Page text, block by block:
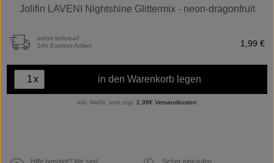
Jolifin LAVENI Nightshine Glittermix - neon-dragonfruit
sofort lieferbar!
24h Express Artikel
1,99 €
x in den Warenkorb legen
inkl. MwSt. und zzgl. 2,99€ Versandkosten
Hilfe benötigt? Wir sind
Sicher einkaufen.